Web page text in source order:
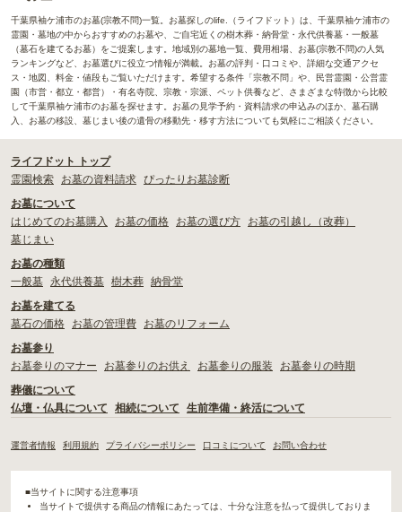
千葉県袖ケ浦市のお墓(宗教不問)一覧。お墓探しのlife.（ライフドット）は、千葉県袖ケ浦市の
霊園・墓地の中からおすすめのお墓や、ご自宅近くの樹木葬・納骨堂・永代供養墓・一般墓
（墓石を建てるお墓）をご提案します。地域別の墓地一覧、費用相場、お墓(宗教不問)の人気
ランキングなど、お墓選びに役立つ情報が満載。お墓の評判・口コミや、詳細な交通アクセ
ス・地図、料金・値段もご覧いただけます。希望する条件「宗教不問」や、民営霊園・公営霊
園（市営・都立・都営）・有名寺院、宗教・宗派、ペット供養など、さまざまな特徴から比較
して千葉県袖ケ浦市のお墓を探せます。お墓の見学予約・資料請求の申込みのほか、墓石購
入、お墓の移設、墓じまい後の遺骨の移動先・移す方法についても気軽にご相談ください。
ライフドット トップ
霊園検索
お墓の資料請求 ぴったりお墓診断
お墓について
はじめてのお墓購入
お墓の価格 お墓の選び方
お墓の引越し（改葬）
墓じまい
お墓の種類
一般墓
永代供養墓 樹木葬 納骨堂
お墓を建てる
墓石の価格
お墓の管理費
お墓のリフォーム
お墓参り
お墓参りのマナー
お墓参りのお供え お墓参りの服装
お墓参りの時期
葬儀について
仏壇・仏具について
相続について 生前準備・終活について
運営者情報 利用規約 プライバシーポリシー 口コミについて お問い合わせ
■当サイトに関する注意事項
当サイトで提供する商品の情報にあたっては、十分な注意を払って提供しておりま